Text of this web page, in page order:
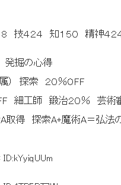
知１５０ 精神４２
の心得
２０％OFF
治２０％ 芸術審美
探索A+魔術A＝弘法の
ID:kYyiqUUm